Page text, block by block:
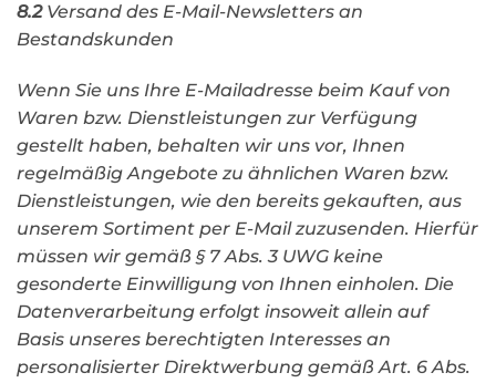
8.2Versand des E-Mail-Newsletters an
Bestandskunden
Wenn Sie uns Ihre E-Mailadresse beim Kauf von
Waren bzw. Dienstleistungen zur Verfügung
gestellt haben, behalten wir uns vor, Ihnen
regelmäßig Angebote zu ähnlichen Waren bzw.
Dienstleistungen, wie den bereits gekauften, aus
unserem Sortiment per E-Mail zuzusenden. Hierfür
müssen wir gemäß § 7 Abs. 3 UWG keine
gesonderte Einwilligung von Ihnen einholen. Die
Datenverarbeitung erfolgt insoweit allein auf
Basis unseres berechtigten Interesses an
personalisierter Direktwerbung gemäß Art. 6 Abs.